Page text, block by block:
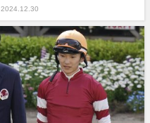
2024.12.30